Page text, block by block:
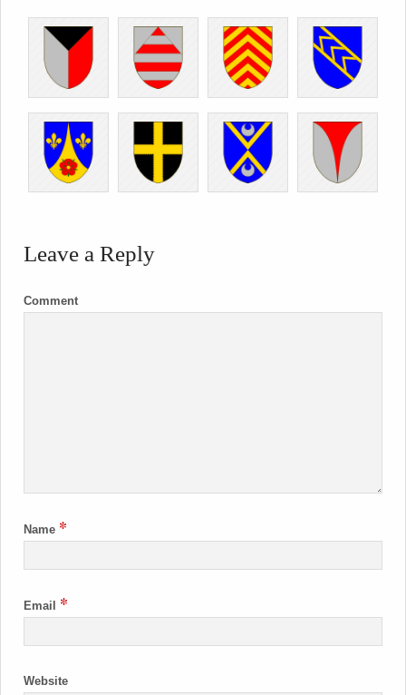
Leave a Reply
Comment
Name *
Email *
Website